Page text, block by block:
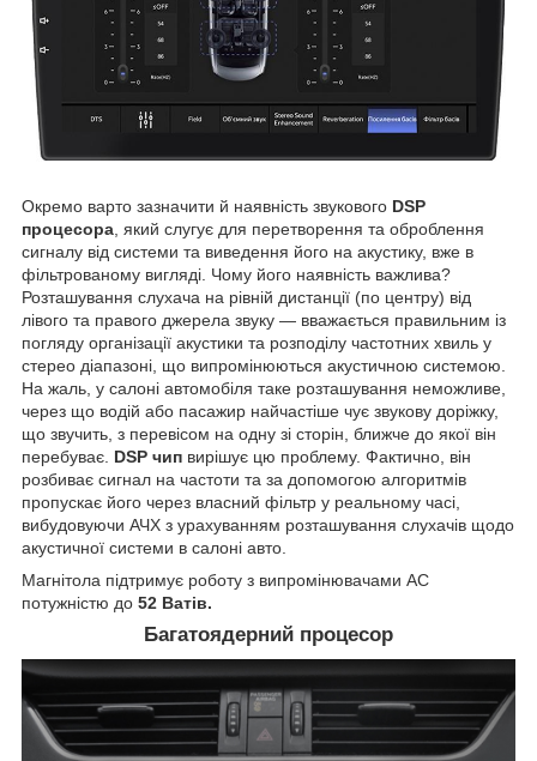
Окремо варто зазначити й наявність звукового DSP
процесора , який слугує для перетворення та оброблення
сигналу від системи та виведення його на акустику, вже в
фільтрованому вигляді. Чому його наявність важлива?
Розташування слухача на рівній дистанції (по центру) від
лівого та правого джерела звуку — вважається правильним із
погляду організації акустики та розподілу частотних хвиль у
стерео діапазоні, що випромінюються акустичною системою.
На жаль, у салоні автомобіля таке розташування неможливе,
через що водій або пасажир найчастіше чує звукову доріжку,
що звучить, з перевісом на одну зі сторін, ближче до якої він
перебуває. DSP чип вирішує цю проблему. Фактично, він
розбиває сигнал на частоти та за допомогою алгоритмів
пропускає його через власний фільтр у реальному часі,
вибудовуючи АЧХ з урахуванням розташування слухачів щодо
акустичної системи в салоні авто.
Магнітола підтримує роботу з випромінювачами АС
потужністю до 52 Ватів.
Багатоядерний процесор